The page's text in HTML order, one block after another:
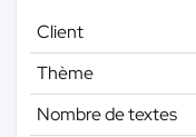
Client
Thème
Nombre de textes